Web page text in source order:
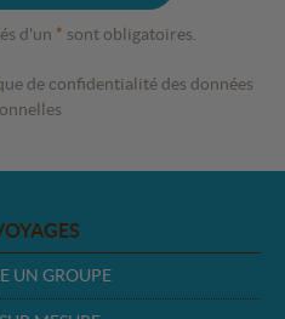
d'un * sont obligatoires.
de confidentialité des données
UN GROUPE